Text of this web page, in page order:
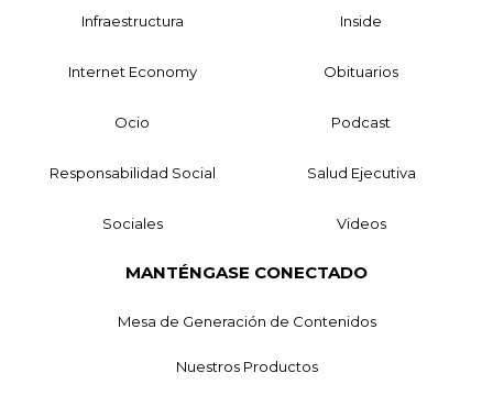
Infraestructura Inside
Internet Economy Obituarios
Ocio Podcast
Responsabilidad Social Salud Ejecutiva
Sociales Videos
MANTÉNGASE CONECTADO
Mesa de Generación de Contenidos
Nuestros Productos